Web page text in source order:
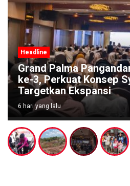
Headline
Grand Palma
ke-3, Perkuat Konsep
Targetkan Ekspansi
6 hari yang lalu